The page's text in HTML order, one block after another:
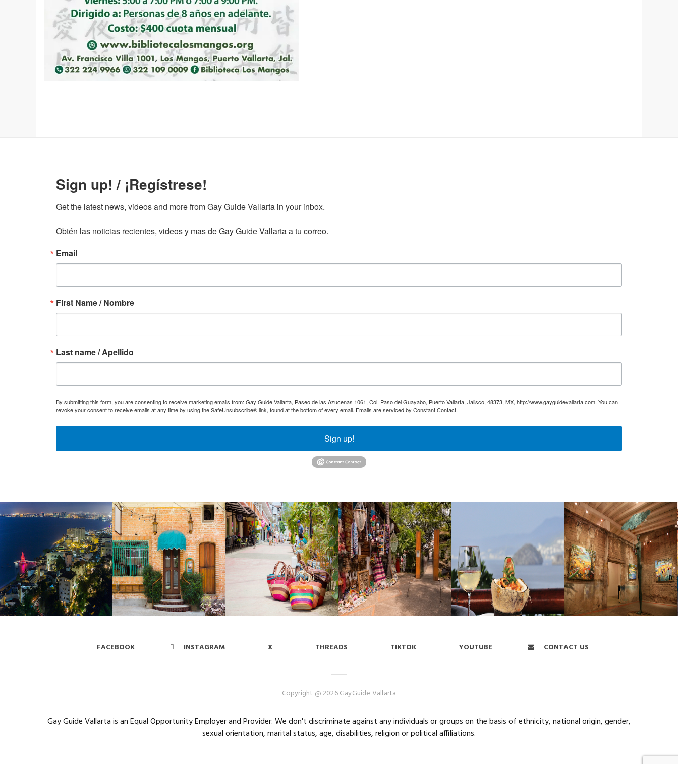
Sign up! / ¡Regístrese!
Get the latest news, videos and more from Gay Guide Vallarta in your inbox.
Obtén las noticias recientes, videos y mas de Gay Guide Vallarta a tu correo.
Email
First Name / Nombre
Last name / Apellido
By submitting this form, you are consenting to receive marketing emails from: Gay Guide Vallarta, Paseo de las Azucenas 1061, Col. Paso del Guayabo, Puerto Vallarta, Jalisco, 48373, MX, http://www.gayguidevallarta.com. You can
revoke your consent to receive emails at any time by using the SafeUnsubscribe® link, found at the bottom of every email. Emails are serviced by Constant Contact.
Sign up!
FACEBOOK INSTAGRAM X THREADS TIKTOK YOUTUBE CONTACT US
Copyright @ 2026 GayGuide Vallarta
Gay Guide Vallarta is an Equal Opportunity Employer and Provider: We don't discriminate against any individuals or groups on the basis of ethnicity, national origin, gender,
sexual orientation, marital status, age, disabilities, religion or political affiliations.